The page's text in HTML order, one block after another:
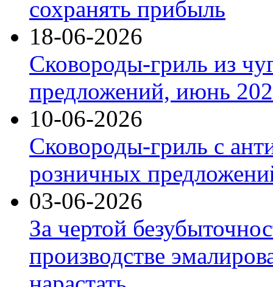
сохранять прибыль
18-06-2026
Сковороды-гриль из
предложений, июнь
10-06-2026
Сковороды-гриль с
розничных
03-06-2026
За чертой
производстве